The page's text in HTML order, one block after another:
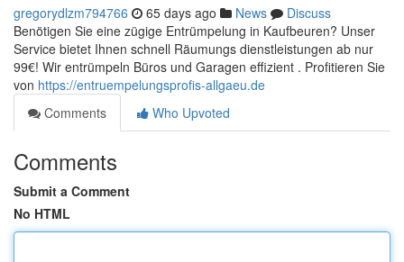
gregorydlzm794766 65 days ago News
Discuss
Benötigen Sie eine zügige Entrümpelung in Kaufbeuren? Unser
Service bietet Ihnen schnell Räumungs dienstleistungen ab nur
99€! Wir entrümpeln Büros und Garagen effizient . Profitieren Sie
von https://entruempelungsprofis-allgaeu.de
Comments
Who Upvoted
Comments
Submit a Comment
No HTML